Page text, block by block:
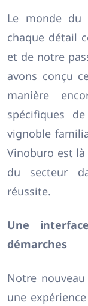
Le monde
chaque détail
et de notre
avons conçu
manière
spécifiques
vignoble
Vinoburo est
du secteur
réussite.
Une
démarches
Notre
une